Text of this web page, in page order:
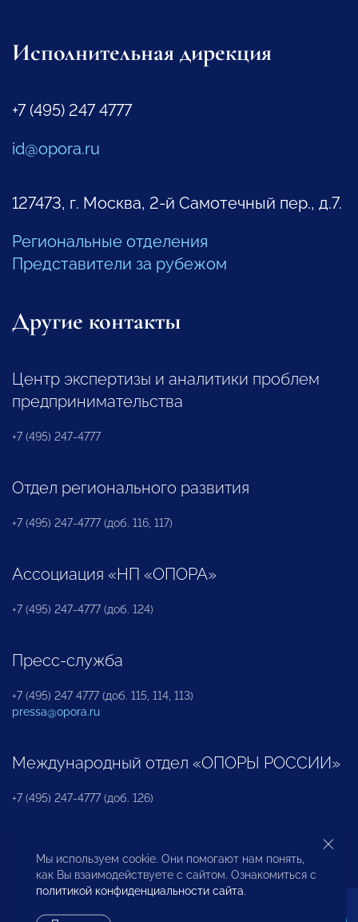
Исполнительная дирекция
+7 (495) 247 4777
id@opora.ru
127473, г. Москва, 2-й Самотечный пер., д.7.
Региональные отделения
Представители за рубежом
Другие контакты
Центр экспертизы и аналитики проблем
предпринимательства
+7 (495) 247-4777
Отдел регионального развития
+7 (495) 247-4777 (доб. 116, 117)
Ассоциация «НП «ОПОРА»
+7 (495) 247-4777 (доб. 124)
Пресс-служба
+7 (495) 247 4777 (доб. 115, 114, 113)
pressa@opora.ru
Международный отдел «ОПОРЫ РОССИИ»
+7 (495) 247-4777 (доб. 126)
Бюро по защите прав предпринимателей и
инвесторов
Мы используем cookie. Они помогают нам понять,
как Вы взаимодействуете с сайтом. Ознакомиться с
политикой конфиденциальности сайта.